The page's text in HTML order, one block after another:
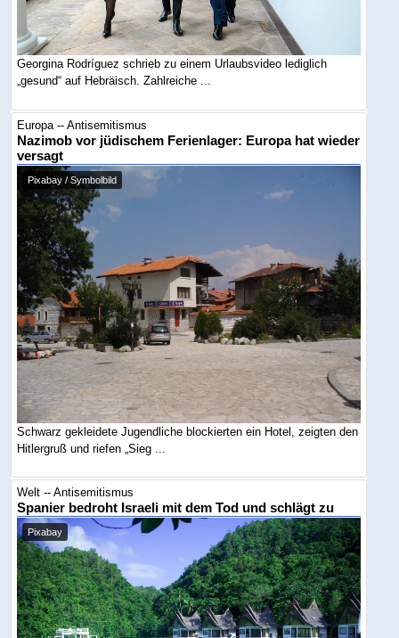
Georgina Rodríguez schrieb zu einem Urlaubsvideo lediglich
„gesund“ auf Hebräisch. Zahlreiche ...
Europa -- Antisemitismus
Nazimob vor jüdischem Ferienlager: Europa hat wieder
versagt
Pixabay / Symbolbild
Schwarz gekleidete Jugendliche blockierten ein Hotel, zeigten den
Hitlergruß und riefen „Sieg ...
Welt -- Antisemitismus
Spanier bedroht Israeli mit dem Tod und schlägt zu
Pixabay